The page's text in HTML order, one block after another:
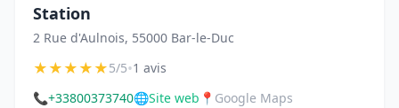
Station
2 Rue d'Aulnois, 55000 Bar-le-Duc
★★★★★5/5•1 avis
📞+33800373740🌐Site web 📍 Google Maps